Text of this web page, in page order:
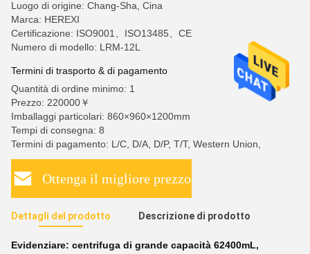
Luogo di origine: Chang-Sha, Cina
Marca: HEREXI
Certificazione: ISO9001、ISO13485、CE
Numero di modello: LRM-12L
Termini di trasporto & di pagamento
Quantità di ordine minimo: 1
Prezzo: 220000￥
Imballaggi particolari: 860×960×1200mm
Tempi di consegna: 8
Termini di pagamento: L/C, D/A, D/P, T/T, Western Union,
Ottenga il migliore prezzo
Dettagli del prodotto Descrizione di prodotto
Evidenziare: centrifuga di grande capacità 62400mL,